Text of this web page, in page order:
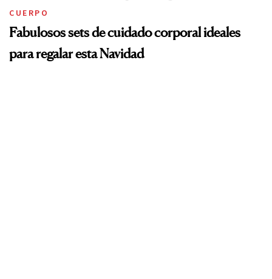
CUERPO
Fabulosos sets de cuidado corporal ideales
para regalar esta Navidad